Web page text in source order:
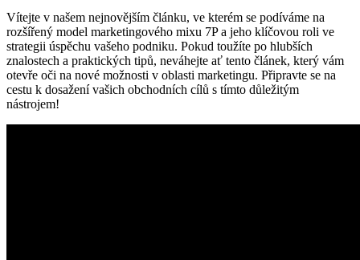
Vítejte v našem nejnovějším článku, ve kterém se podíváme na
rozšířený model marketingového mixu 7P a ⁤jeho klíčovou roli ve
strategii úspěchu vašeho podniku. Pokud toužíte po hlubších
znalostech a praktických‌ tipů, neváhejte ať ⁣tento článek, který⁢ vám
otevře oči na nové možnosti v oblasti marketingu. Připravte se na
cestu⁢ k‌ dosažení vašich obchodních cílů s tímto⁢ důležitým
nástrojem!